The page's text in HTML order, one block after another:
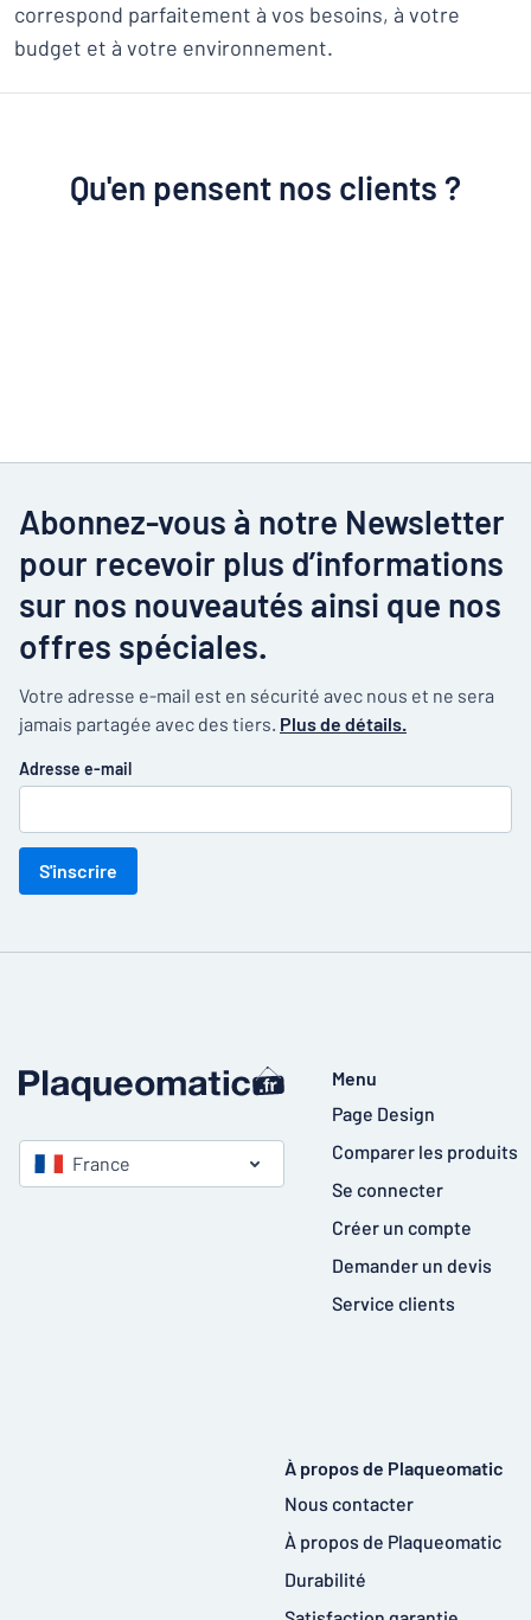
correspond parfaitement à vos besoins, à votre
budget et à votre environnement.
Qu'en pensent nos clients ?
Abonnez-vous à notre Newsletter
pour recevoir plus d’informations
sur nos nouveautés ainsi que nos
offres spéciales.
Votre adresse e-mail est en sécurité avec nous et ne sera
jamais partagée avec des tiers. Plus de détails.
Adresse e-mail
S'inscrire
France
Menu
Page Design
Comparer les produits
Se connecter
Créer un compte
Demander un devis
Service clients
À propos de Plaqueomatic
Nous contacter
À propos de Plaqueomatic
Durabilité